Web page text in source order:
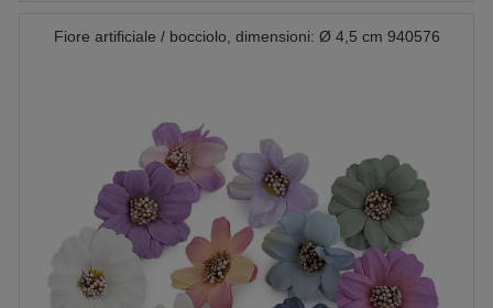
Fiore artificiale / bocciolo, dimensioni: Ø 4,5 cm 940576